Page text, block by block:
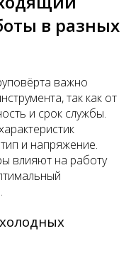
в разных
важно
так как от
и срок службы.
тип и напряжение.
влияют на работу